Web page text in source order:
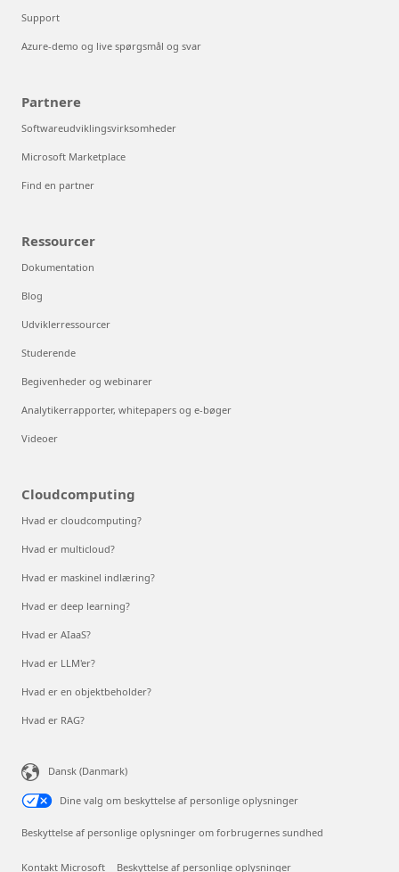
Support
Azure-demo og live spørgsmål og svar
Partnere
Softwareudviklingsvirksomheder
Microsoft Marketplace
Find en partner
Ressourcer
Dokumentation
Blog
Udviklerressourcer
Studerende
Begivenheder og webinarer
Analytikerrapporter, whitepapers og e-bøger
Videoer
Cloudcomputing
Hvad er cloudcomputing?
Hvad er multicloud?
Hvad er maskinel indlæring?
Hvad er deep learning?
Hvad er AIaaS?
Hvad er LLM'er?
Hvad er en objektbeholder?
Hvad er RAG?
Dansk (Danmark)
Dine valg om beskyttelse af personlige oplysninger
Beskyttelse af personlige oplysninger om forbrugernes sundhed
Kontakt Microsoft Beskyttelse af personlige oplysninger